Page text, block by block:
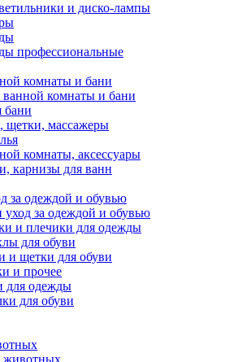
и диско-лампы
профессиональные
комнаты и бани
комнаты и бани
бани
щетки, массажеры
комнаты, аксессуары
карнизы для ванн
за одеждой и обувью
за одеждой и обувью
и плечики для одежды
для обуви
и щетки для обуви
и прочее
для одежды
для обуви
животных